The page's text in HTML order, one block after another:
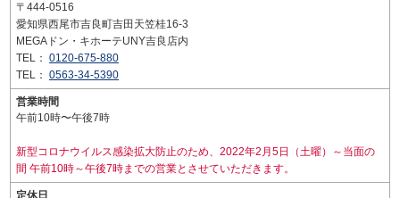
〒444-0516
愛知県西尾市吉良町吉田天笠桂16-3
MEGAドン・キホーテUNY吉良店内
TEL： 0120-675-880
TEL： 0563-34-5390
営業時間
午前10時〜午後7時
新型コロナウイルス感染拡大防止のため、2022年2月5日（土曜）～当面の
間 午前10時～午後7時までの営業とさせていただきます。
定休日